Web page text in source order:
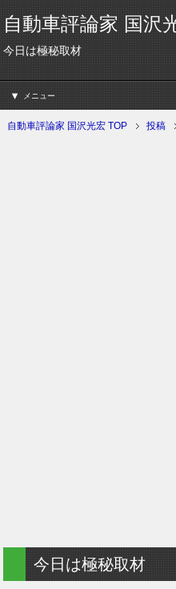
自動車評論家 国沢
今日は極秘取材
メニュー
自動車評論家 国沢光宏 TOP 投稿
今日は極秘取材